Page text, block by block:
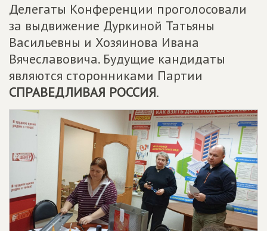
Делегаты Конференции проголосовали
за выдвижение Дуркиной Татьяны
Васильевны и Хозяинова Ивана
Вячеславовича. Будущие кандидаты
являются сторонниками Партии
СПРАВЕДЛИВАЯ РОССИЯ.